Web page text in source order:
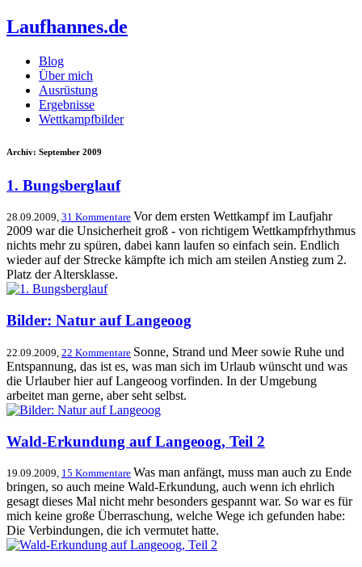
Laufhannes.de
Blog
Über mich
Ausrüstung
Ergebnisse
Wettkampfbilder
Archiv: September 2009
1. Bungsberglauf
28.09.2009, 31 Kommentare Vor dem ersten Wettkampf im Laufjahr
2009 war die Unsicherheit groß - von richtigem Wettkampfrhythmus
nichts mehr zu spüren, dabei kann laufen so einfach sein. Endlich
wieder auf der Strecke kämpfte ich mich am steilen Anstieg zum 2.
Platz der Altersklasse.
Bilder: Natur auf Langeoog
22.09.2009, 22 Kommentare Sonne, Strand und Meer sowie Ruhe und
Entspannung, das ist es, was man sich im Urlaub wünscht und was
die Urlauber hier auf Langeoog vorfinden. In der Umgebung
arbeitet man gerne, aber seht selbst.
Wald-Erkundung auf Langeoog, Teil 2
19.09.2009, 15 Kommentare Was man anfängt, muss man auch zu Ende
bringen, so auch meine Wald-Erkundung, auch wenn ich ehrlich
gesagt dieses Mal nicht mehr besonders gespannt war. So war es für
mich keine große Überraschung, welche Wege ich gefunden habe:
Die Verbindungen, die ich vermutet hatte.